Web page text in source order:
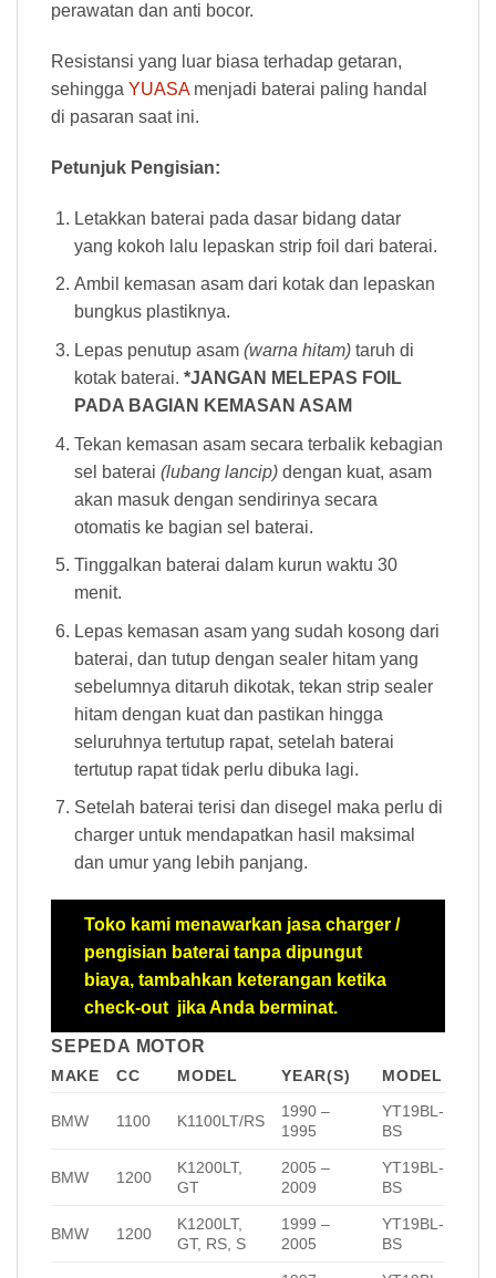
perawatan dan anti bocor.
Resistansi yang luar biasa terhadap getaran,
sehingga YUASAmenjadi baterai paling handal
di pasaran saat ini.
Petunjuk Pengisian:
Letakkan baterai pada dasar bidang datar
yang kokoh lalu lepaskan strip foil dari baterai.
Ambil kemasan asam dari kotak dan lepaskan
bungkus plastiknya.
Lepas penutup asam (warna hitam)taruh di
kotak baterai. *JANGAN MELEPAS FOIL
PADA BAGIAN KEMASAN ASAM
Tekan kemasan asam secara terbalik kebagian
sel baterai (lubang lancip)dengan kuat, asam
akan masuk dengan sendirinya secara
otomatis ke bagian sel baterai.
Tinggalkan baterai dalam kurun waktu 30
menit.
Lepas kemasan asam yang sudah kosong dari
baterai, dan tutup dengan sealer hitam yang
sebelumnya ditaruh dikotak, tekan strip sealer
hitam dengan kuat dan pastikan hingga
seluruhnya tertutup rapat, setelah baterai
tertutup rapat tidak perlu dibuka lagi.
Setelah baterai terisi dan disegel maka perlu di
charger untuk mendapatkan hasil maksimal
dan umur yang lebih panjang.
Toko kami menawarkan jasa charger /
pengisian baterai tanpa dipungut
biaya, tambahkan keterangan ketika
check-out jika Anda berminat.
SEPEDA MOTOR
MAKE CC MODEL YEAR(S) MODEL
BMW 1100 K1100LT/RS
1990 –
1995
YT19BL-
BS
BMW 1200
K1200LT,
GT
2005 –
2009
YT19BL-
BS
BMW 1200
K1200LT,
GT, RS, S
1999 –
2005
YT19BL-
BS